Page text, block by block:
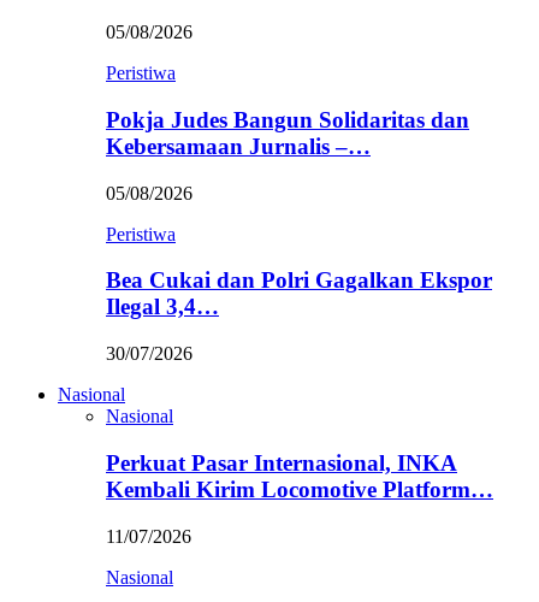
05/08/2026
Peristiwa
Pokja Judes Bangun Solidaritas dan
Kebersamaan Jurnalis –…
05/08/2026
Peristiwa
Bea Cukai dan Polri Gagalkan Ekspor
Ilegal 3,4…
30/07/2026
Nasional
Nasional
Perkuat Pasar Internasional, INKA
Kembali Kirim Locomotive Platform…
11/07/2026
Nasional